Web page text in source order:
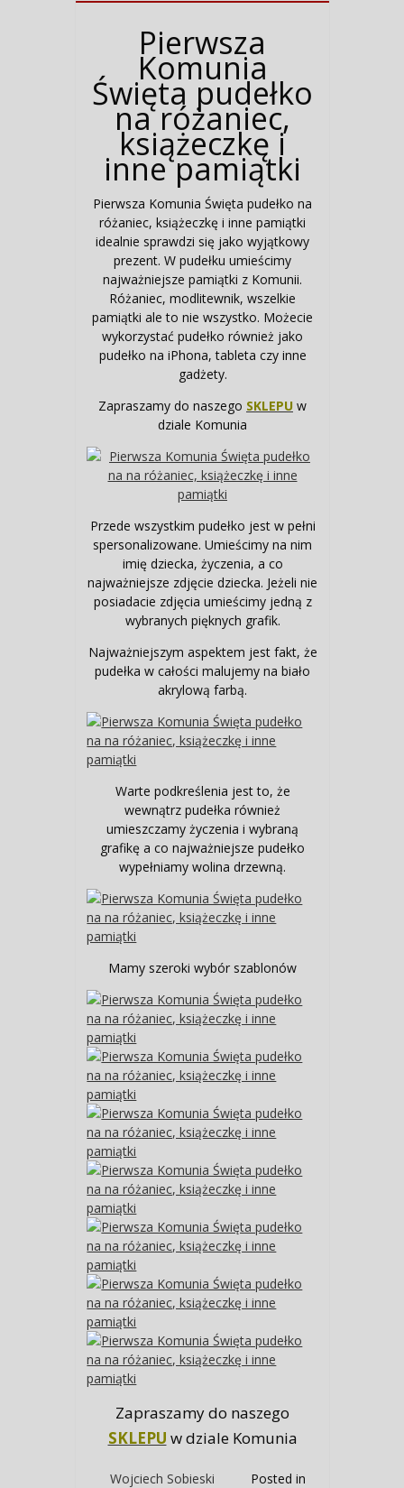
Pierwsza
Komunia
Święta pudełko
na różaniec,
książeczkę i
inne pamiątki
Pierwsza Komunia Święta pudełko na
różaniec, książeczkę i inne pamiątki
idealnie sprawdzi się jako wyjątkowy
prezent. W pudełku umieścimy
najważniejsze pamiątki z Komunii.
Różaniec, modlitewnik, wszelkie
pamiątki ale to nie wszystko. Możecie
wykorzystać pudełko również jako
pudełko na iPhona, tableta czy inne
gadżety.
Zapraszamy do naszego SKLEPU w
dziale Komunia
Przede wszystkim pudełko jest w pełni
spersonalizowane. Umieścimy na nim
imię dziecka, życzenia, a co
najważniejsze zdjęcie dziecka. Jeżeli nie
posiadacie zdjęcia umieścimy jedną z
wybranych pięknych grafik.
Najważniejszym aspektem jest fakt, że
pudełka w całości malujemy na biało
akrylową farbą.
Warte podkreślenia jest to, że
wewnątrz pudełka również
umieszczamy życzenia i wybraną
grafikę a co najważniejsze pudełko
wypełniamy wolina drzewną.
Mamy szeroki wybór szablonów
Zapraszamy do naszego
SKLEPU w dziale Komunia
Wojciech Sobieski
Posted in